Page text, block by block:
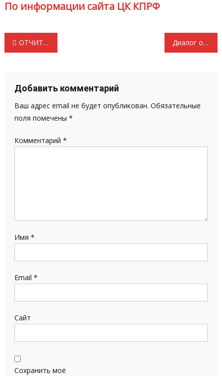
По информации сайта ЦК КПРФ
Навигация
записям
ОТЧИТАЛИСЬ ПЕРЕД НАРОДОМ: ИТОГИ ВЫБОРОВ ГЛАЗАМИ КОММУНИСТОВ МОРДОВИИ Диалог о главном законе
Добавить комментарий
Ваш адрес email не будет опубликован. Обязательные
поля помечены *
Комментарий *
Имя *
Email *
Сайт
Сохранить моё